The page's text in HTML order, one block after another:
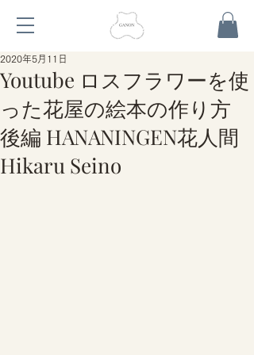
Youtube ロスフラワーを使
った花屋の絵本の作り方
後編 HANANINGEN花人間
Hikaru Seino
2020年5月11日